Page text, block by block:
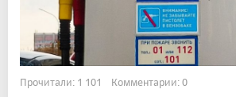
Прочитали: 1 101 Комментарии: 0